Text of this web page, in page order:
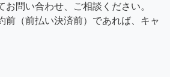
お問い合わせ、ご相談ください。
（前払い決済前）であれば、キャ